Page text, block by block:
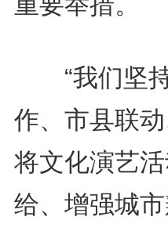
“我们坚持
作、市县联
将文化演艺
给、增强城